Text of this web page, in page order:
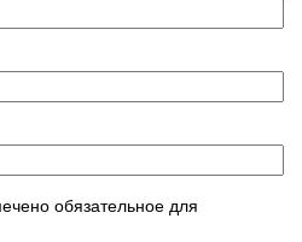
обязательное для